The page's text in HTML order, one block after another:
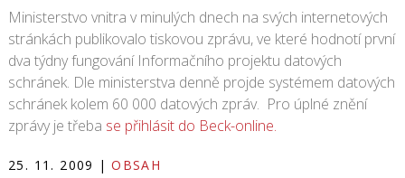
Ministerstvo vnitra v minulých dnech na svých internetových
stránkách publikovalo tiskovou zprávu, ve které hodnotí první
dva týdny fungování Informačního projektu datových
schránek. Dle ministerstva denně projde systémem datových
schránek kolem 60 000 datových zpráv. Pro úplné znění
zprávy je třeba se přihlásit do Beck-online.
25. 11. 2009 | OBSAH